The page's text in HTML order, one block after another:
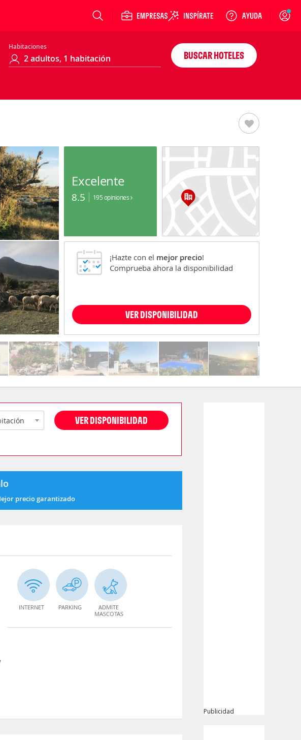
Login
Habitaciones
BUSCAR HOTELES
Excelente
8.5 195 opiniones
¡Hazte con el mejor precio!
Comprueba ahora la disponibilidad
VER DISPONIBILIDAD
VER DISPONIBILIDAD
precio garantizado
INTERNET PARKING
ADMITE
MASCOTAS
Publicidad